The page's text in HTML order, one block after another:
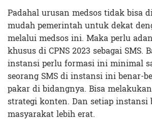
Padahal urusan medsos tidak bisa
mudah pemerintah untuk dekat
melalui medsos ini. Maka perlu
khusus di CPNS 2023 sebagai SMS.
instansi perlu formasi ini minimal
seorang SMS di instansi ini benar-
pakar di bidangnya. Bisa
strategi konten. Dan setiap instansi
masyarakat lebih erat.